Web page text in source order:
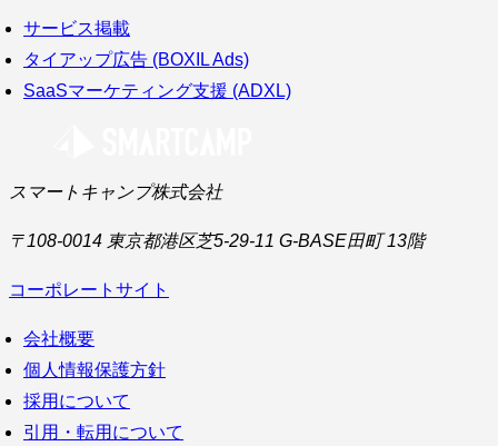
サービス掲載
タイアップ広告 (BOXIL Ads)
SaaSマーケティング支援 (ADXL)
スマートキャンプ株式会社
〒108-0014 東京都港区芝5-29-11 G-BASE田町 13階
コーポレートサイト
会社概要
個人情報保護方針
採用について
引用・転用について